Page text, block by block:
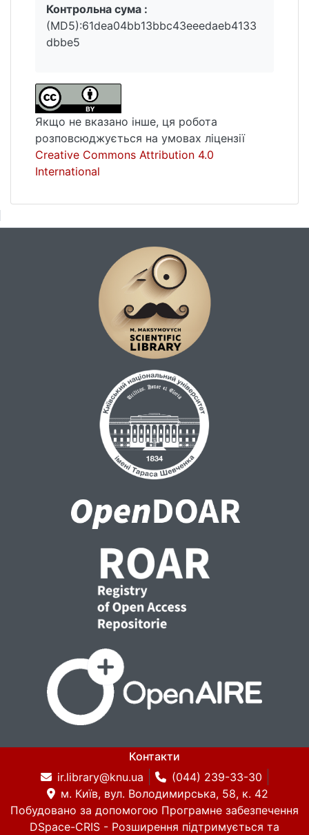
Контрольна сума :
(MD5):61dea04bb13bbc43eeedaeb4133
dbbe5
Якщо не вказано інше, ця робота
розповсюджується на умовах ліцензії
Creative Commons Attribution 4.0
International
Контакти
ir.library@knu.ua
(044) 239-33-30
м. Київ, вул. Володимирська, 58, к. 42
Побудовано за допомогою Програмне забезпечення
DSpace-CRIS - Розширення підтримується та